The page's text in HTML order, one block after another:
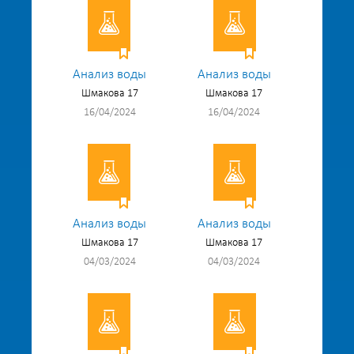
Анализ воды
Шмакова 17
16/04/2024
Анализ воды
Шмакова 17
16/04/2024
Анализ воды
Шмакова 17
04/03/2024
Анализ воды
Шмакова 17
04/03/2024